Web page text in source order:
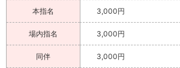
本指名 3,000円
場内指名 3,000円
同伴 3,000円